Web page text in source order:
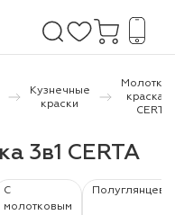
Кузнечные
краски
краска
CERTA
3в1 CERTA
С
молотковым